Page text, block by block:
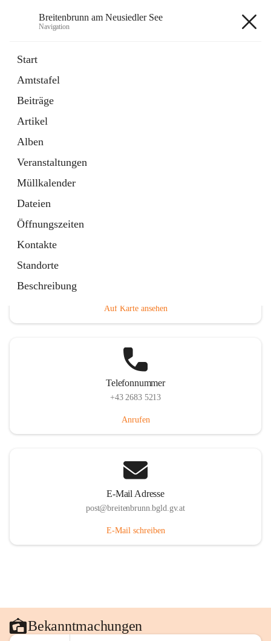
Breitenbrunn am Neusiedler See
Navigation
Start
Amtstafel
Beiträge
Artikel
Alben
Veranstaltungen
Müllkalender
Dateien
Öffnungszeiten
Kontakte
Standorte
Beschreibung
18 Schnellzugriffe
Gemeindeservice
Auf Karte ansehen
Telefonnummer
+43 2683 5213
Anrufen
E-Mail Adresse
post@breitenbrunn.bgld.gv.at
E-Mail schreiben
Bekanntmachungen